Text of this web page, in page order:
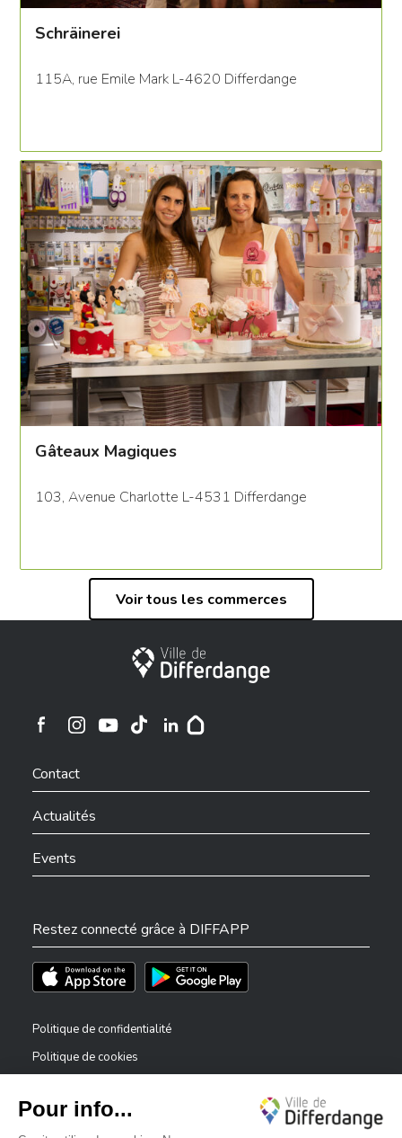
Schräinerei
115A, rue Emile Mark L-4620 Differdange
Gâteaux Magiques
103, Avenue Charlotte L-4531 Differdange
Voir tous les commerces
Ville de Differdange
Ville de Differdange sur Instagram
Contact
Actualités
Events
Restez connecté grâce à DIFFAPP
Téléchargez l'app sur l'App StoreTéléchargez l'app sur Play Store
Politique de confidentialité
Politique de cookies
Déclaration d’accessibilité
✕